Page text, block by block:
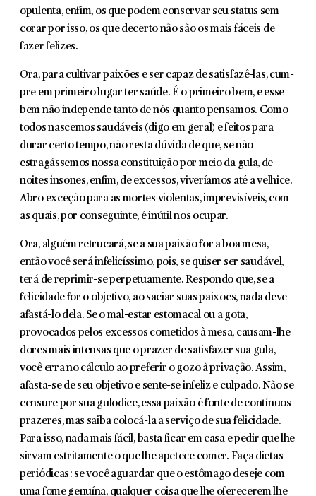
opulenta, enfim, os que podem conservar seu status sem
corar por isso, os que decerto não são os mais fáceis de
fazer felizes.
Ora, para cultivar paixões e ser capaz de satisfazê-las, cum­
pre em primeiro lugar ter saúde. É o primeiro bem, e esse
bem não independe tanto de nós quanto pensamos. Como
todos nascemos saudáveis (digo em geral) e feitos para
durar certo tempo, não resta dúvida de que, se não
estragássemos nossa constituição por meio da gula, de
noites insones, enfim, de excessos, viveríamos até a velhice.
Abro exceção para as mortes violentas, imprevisíveis, com
as quais, por conseguinte, é inú­til nos ocupar.
Ora, alguém retrucará, se a sua paixão for a boa mesa,
então você será infe­licíssimo, pois, se quiser ser saudável,
terá de reprimir-se perpetuamente. Respondo que, se a
felicidade for o objetivo, ao saciar suas paixões, nada deve
afastá-lo dela. Se o mal-estar estomacal ou a gota,
provocados pelos excessos cometidos à mesa, causam-lhe
dores mais intensas que o prazer de satisfazer sua gula,
você erra no cálculo ao preferir o gozo à privação. Assim,
afasta-se de seu objetivo e sente-se infeliz e culpado. Não se
censure por sua gulodice, essa paixão é fonte de contínuos
prazeres, mas saiba colocá-la a serviço de sua felici­dade.
Para isso, nada mais fácil, basta ficar em casa e pedir que lhe
sirvam estri­tamente o que lhe apetece comer. Faça dietas
periódicas: se você aguardar que o estômago deseje com
uma fome genuína, qualquer coisa que lhe oferecerem lhe